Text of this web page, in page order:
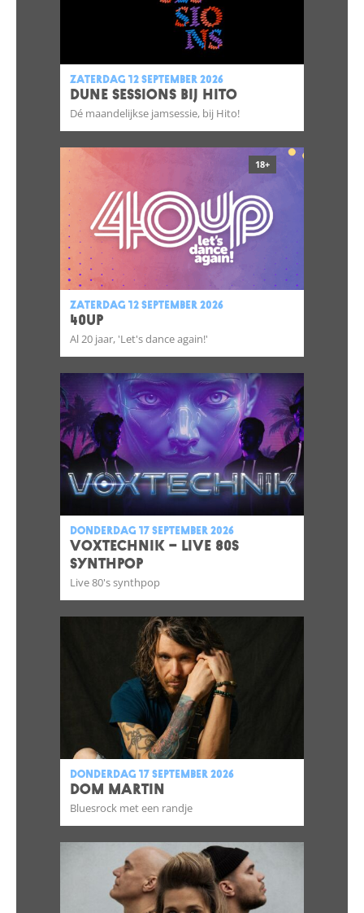
zaterdag 12 september 2026
DUNE SESSIONS bij Hito
Dé maandelijkse jamsessie, bij Hito!
18+
zaterdag 12 september 2026
40UP
Al 20 jaar, 'Let's dance again!'
donderdag 17 september 2026
VOXTECHNIK – LIVE 80s
SYNTHPOP
Live 80's synthpop
donderdag 17 september 2026
DOM MARTIN
Bluesrock met een randje